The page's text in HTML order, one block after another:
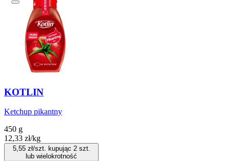
KOTLIN
Ketchup pikantny
450 g
12,33 zł/kg
5,55zł/szt. kupując 2szt.
lub wielokrotność